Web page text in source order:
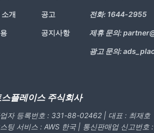
소개 공고
공지사항
전화: 1644-2955
제휴 문의:
광고 문의:
스플레이스 주식회사
자 등록번호 : 331-88-02462 | 대표 : 최재호
스팅 서비스 : AWS 한국 | 통신판매업 신고번